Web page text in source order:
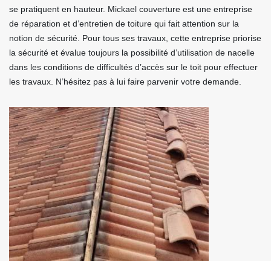
se pratiquent en hauteur. Mickael couverture est une entreprise
de réparation et d’entretien de toiture qui fait attention sur la
notion de sécurité. Pour tous ses travaux, cette entreprise priorise
la sécurité et évalue toujours la possibilité d’utilisation de nacelle
dans les conditions de difficultés d’accès sur le toit pour effectuer
les travaux. N’hésitez pas à lui faire parvenir votre demande.